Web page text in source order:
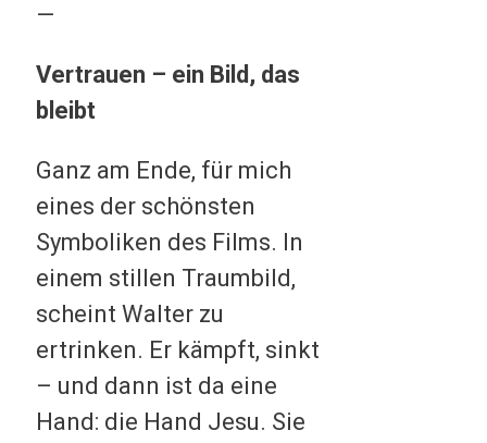
—
Vertrauen – ein Bild, das
bleibt
Ganz am Ende, für mich
eines der schönsten
Symboliken des Films. In
einem stillen Traumbild,
scheint Walter zu
ertrinken. Er kämpft, sinkt
– und dann ist da eine
Hand: die Hand Jesu. Sie